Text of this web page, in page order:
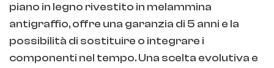
piano in legno rivestito in melammina
antigraffio, offre una garanzia di 5 anni e la
possibilità di sostituire o integrare i
componenti nel tempo. Una scelta evolutiva e